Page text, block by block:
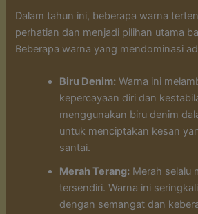
Dalam tahun ini, beberapa warna
perhatian dan menjadi pilihan utama
Beberapa warna yang mendominasi
Biru Denim: Warna ini
kepercayaan diri dan
menggunakan biru denim
untuk menciptakan kesan
santai.
Merah Terang: Merah selalu
tersendiri. Warna ini
dengan semangat dan